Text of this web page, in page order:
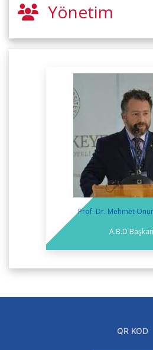
Yönetim
Prof. Dr. Mehmet
A.B.D
QR KOD